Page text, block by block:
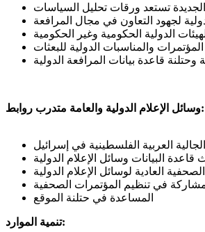
الجديدة تستعد ورقات تحليل السياسات
لجهود التعاون في مجال المرافعة
الدولية الحكومية وغير الحكومية
والمناسبات الدولية للبعثات
وحتلنة قاعدة بيانات المرافعة الدولية
وسائل الإعلام الدولية والعامة متدرب روابط:
العربية الفلسطينية في إسرائيل
قاعدة البيانات وسائل الإعلام الدولية
العادية لوسائل الإعلام الدولية
في تنظيم المؤتمرات الصحفية
المساعدة في حتلنة الموقع
تنمية الموارد: